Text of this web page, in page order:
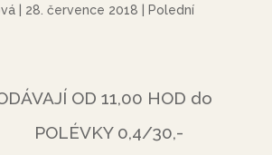
| 28. července 2018 Polední
OD 11,00 HOD do
POLÉVKY 0,4/30,-